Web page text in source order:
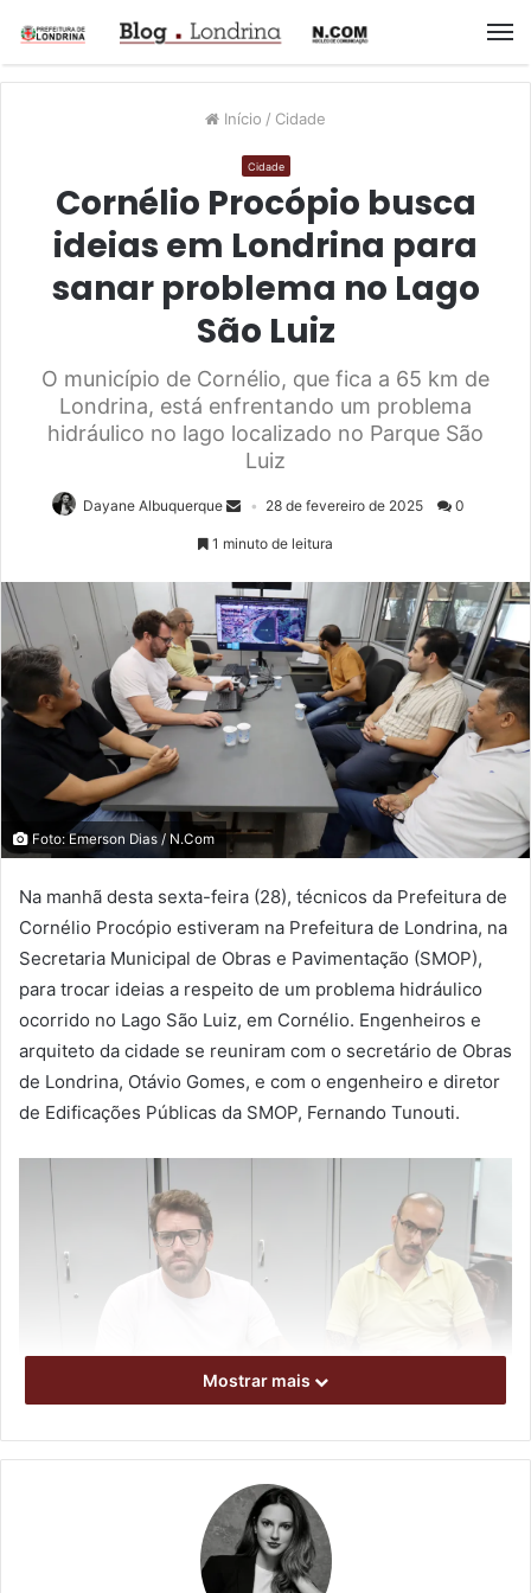
Início / Cidade
Cidade
Cornélio Procópio busca
ideias em Londrina para
sanar problema no Lago
São Luiz
O município de Cornélio, que fica a 65 km de
Londrina, está enfrentando um problema
hidráulico no lago localizado no Parque São
Luiz
Dayane Albuquerque 28 de fevereiro de 2025 0
1 minuto de leitura
Foto: Emerson Dias / N.Com
Na manhã desta sexta-feira (28), técnicos da Prefeitura de
Cornélio Procópio estiveram na Prefeitura de Londrina, na
Secretaria Municipal de Obras e Pavimentação (SMOP),
para trocar ideias a respeito de um problema hidráulico
ocorrido no Lago São Luiz, em Cornélio. Engenheiros e
arquiteto da cidade se reuniram com o secretário de Obras
de Londrina, Otávio Gomes, e com o engenheiro e diretor
de Edificações Públicas da SMOP, Fernando Tunouti.
Foto: Emerson Dias / N.Com
O diretor de Meio Ambiente de Cornélio, Luiz Guilherme
Mostrar mais